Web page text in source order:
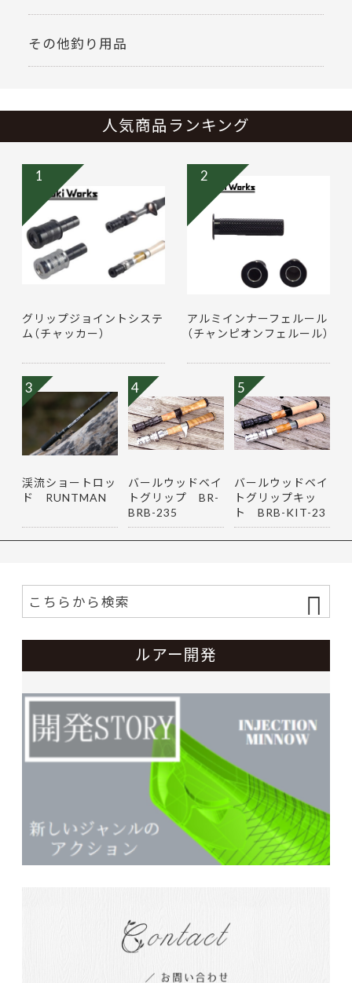
その他釣り用品
人気商品ランキング
グリップジョイントシステ
ム（チャッカー）
1
アルミインナーフェルール
（チャンピオンフェルール）
2
渓流ショートロッ
ド RUNTMAN
3
バールウッドベイ
トグリップ BR-
BRB-235
4
バールウッドベイ
トグリップキッ
ト BRB-KIT-23
5
5
ルアー開発